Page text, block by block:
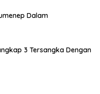
Dalam
3 Tersangka Dengan